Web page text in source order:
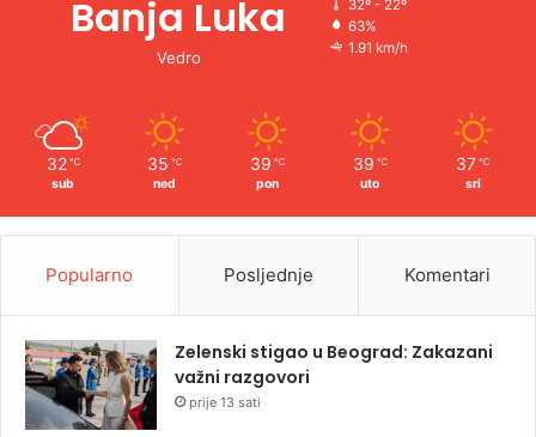
Banja Luka
Vedro
32º - 22º
63%
1.91 km/h
32 ℃
sub
35 ℃
ned
39 ℃
pon
39 ℃
uto
37 ℃
sri
Popularno Posljednje Komentari
Zelenski stigao u Beograd: Zakazani
važni razgovori
prije 13 sati